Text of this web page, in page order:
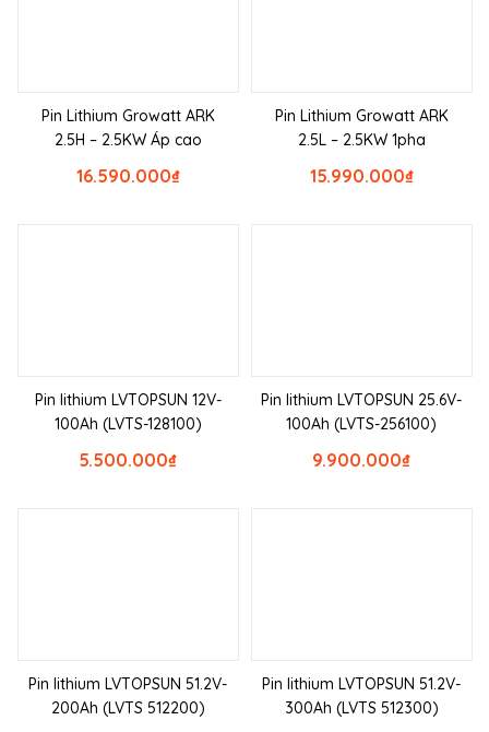
Pin Lithium Growatt ARK
2.5H – 2.5KW Áp cao
₫
16.590.000
Pin Lithium Growatt ARK
2.5L – 2.5KW 1pha
₫
15.990.000
Pin lithium LVTOPSUN 12V-
100Ah (LVTS-128100)
₫
5.500.000
Pin lithium LVTOPSUN 25.6V-
100Ah (LVTS-256100)
₫
9.900.000
Pin lithium LVTOPSUN 51.2V-
200Ah (LVTS 512200)
Pin lithium LVTOPSUN 51.2V-
300Ah (LVTS 512300)